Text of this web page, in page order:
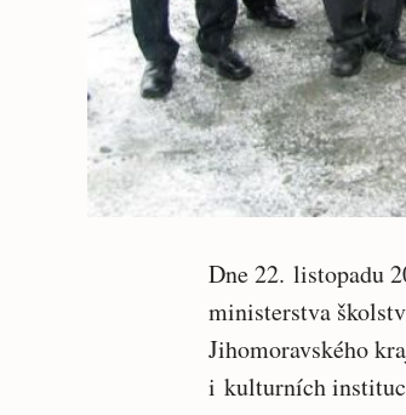
Dne 22. listopadu
ministerstva
Jihomoravského
i kulturních